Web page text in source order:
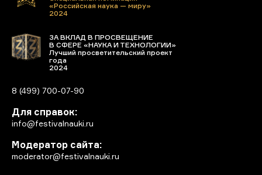
«Российская наука — миру»
2024
ЗА ВКЛАД В ПРОСВЕЩЕНИЕ
В СФЕРЕ «НАУКА И ТЕХНОЛОГИИ»
Лучший просветительский проект
года
2024
8 (499) 700-07-90
Для справок:
info@festivalnauki.ru
Модератор сайта:
moderator@festivalnauki.ru